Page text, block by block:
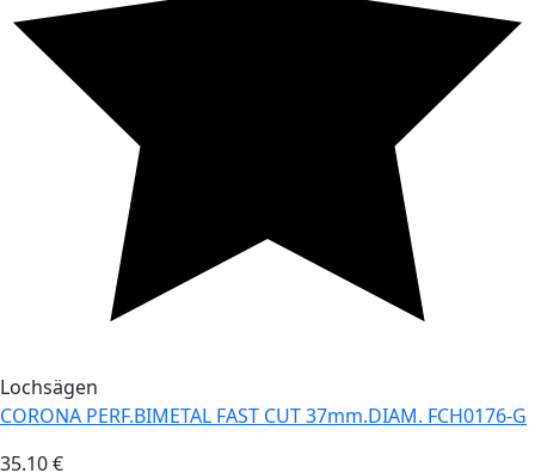
Lochsägen
CORONA PERF.BIMETAL FAST CUT 37mm.DIAM. FCH0176-G
35.10 €